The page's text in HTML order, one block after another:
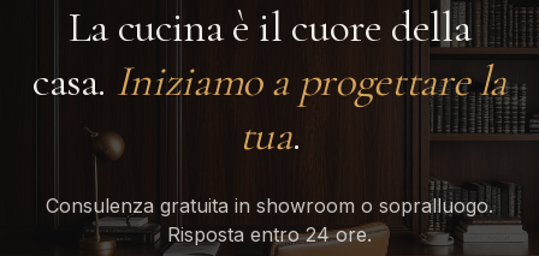
La cucina è il cuore della
casa. Iniziamo a progettare la
tua.
Consulenza gratuita in showroom o sopralluogo.
Risposta entro 24 ore.